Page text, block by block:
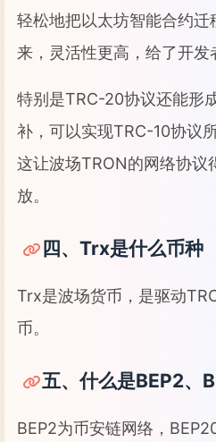
轻松地把以太坊智能合约
来，灵活性更高，给了开发
特别是TRC-20协议还能形
补，可以实现TRC-10协议
这让波场TRON的网络协议
放。
四、Trx是什么币种
Trx是波场货币，是驱动
币。
五、什么是BEP2、
BEP2为币安链网络，